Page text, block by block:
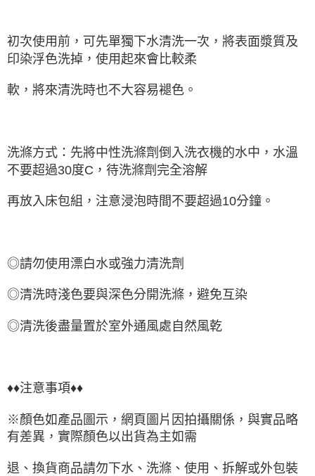
初次使用前，可先單獨下水清洗一次，將表面漿質及
印染浮色洗掉，使用起來會比較柔
軟，將來清洗時也不大容易褪色。
洗滌方式：先將中性洗滌劑倒入洗衣機的水中，水溫
不要超過30度C，待洗滌劑完全溶解
再放入床包組，注意浸泡時間不要超過10分鐘。
◎請勿使用漂白水或強力清洗劑
◎清洗時淺色要與深色分開洗滌，避免互染
◎清洗後盡量置於室外通風處自然風乾
♦♦注意事項♦♦
※顏色如產品圖示，網頁圖片因拍攝關係，與實品略
有差異，實際顏色以出貨為主如需
退、換貨商品請勿下水、洗滌、使用、拆解或外包裝